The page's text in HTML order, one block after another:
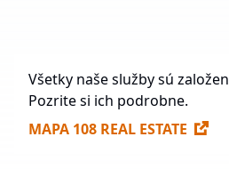
Všetky naše služby sú
Pozrite si ich podrobne.
MAPA 108 REAL ESTATE